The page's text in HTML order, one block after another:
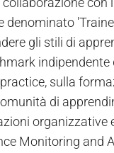
gli stili di
sulla
di
organizzative
Monitoring and